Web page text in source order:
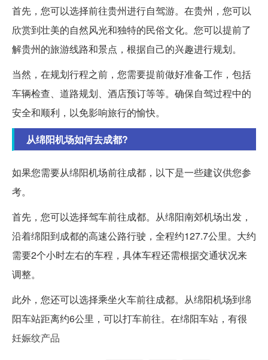
首先，您可以选择前往贵州进行自驾游。在贵州，您可以
欣赏到壮美的自然风光和独特的民俗文化。您可以提前了
解贵州的旅游线路和景点，根据自己的兴趣进行规划。
当然，在规划行程之前，您需要提前做好准备工作，包括
车辆检查、道路规划、酒店预订等等。确保自驾过程中的
安全和顺利，以免影响旅行的愉快。
从绵阳机场如何去成都?
如果您需要从绵阳机场前往成都，以下是一些建议供您参
考。
首先，您可以选择驾车前往成都。从绵阳南郊机场出发，
沿着绵阳到成都的高速公路行驶，全程约127.7公里。大约
需要2个小时左右的车程，具体车程还需根据交通状况来
调整。
此外，您还可以选择乘坐火车前往成都。从绵阳机场到绵
阳车站距离约6公里，可以打车前往。在绵阳车站，有很
妊娠纹产品